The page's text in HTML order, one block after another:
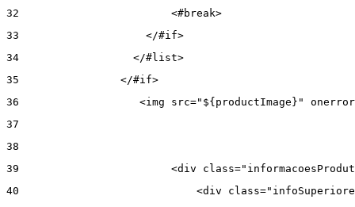
32
                        <#break>
33
                    </#if>
34
                  </#list>
35
                </#if>
36
<img src="${productImage}"
37
38
39
<div
40
<div